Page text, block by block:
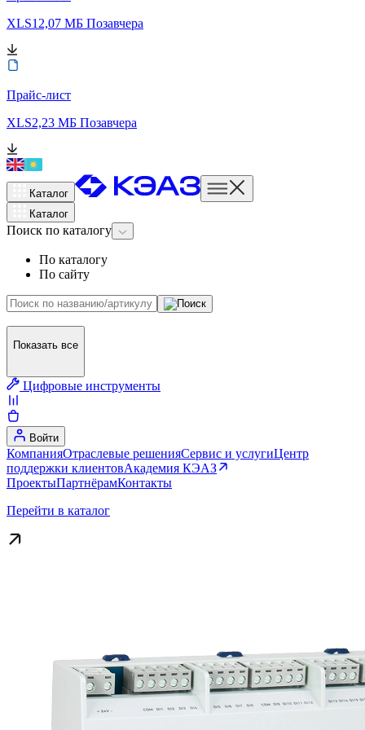
XLS12,07 МБ Позавчера
Прайс-лист
XLS2,23 МБ Позавчера
Каталог
Каталог
Поиск по каталогу
По каталогу
По сайту
Показать все
Цифровые инструменты
Войти
КомпанияОтраслевые решенияСервис и услугиЦентр
поддержки клиентовАкадемия КЭАЗ
ПроектыПартнёрамКонтакты
Перейти в каталог